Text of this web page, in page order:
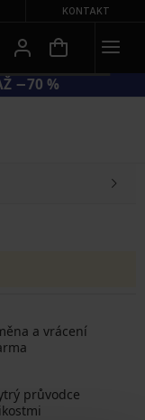
KONTAKT
−70 %
a vrácení
průvodce